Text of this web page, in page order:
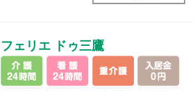
フェリエ ドゥ三鷹